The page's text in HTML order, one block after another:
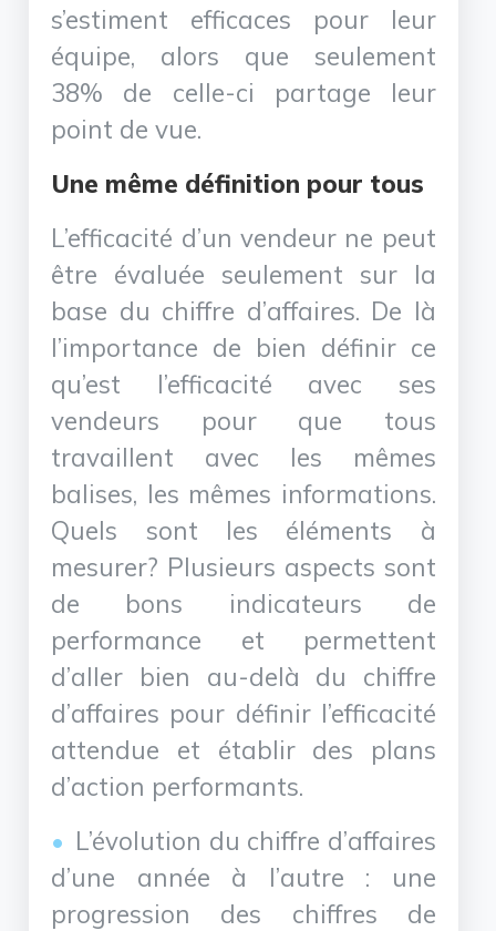
s’estiment efficaces pour leur
équipe, alors que seulement
38% de celle-ci partage leur
point de vue.
Une même définition pour tous
L’efficacité d’un vendeur ne peut
être évaluée seulement sur la
base du chiffre d’affaires. De là
l’importance de bien définir ce
qu’est l’efficacité avec ses
vendeurs pour que tous
travaillent avec les mêmes
balises, les mêmes informations.
Quels sont les éléments à
mesurer? Plusieurs aspects sont
de bons indicateurs de
performance et permettent
d’aller bien au-delà du chiffre
d’affaires pour définir l’efficacité
attendue et établir des plans
d’action performants.
L’évolution du chiffre d’affaires
d’une année à l’autre : une
progression des chiffres de